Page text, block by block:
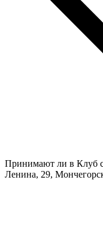
Принимают ли в Клуб
Ленина, 29,